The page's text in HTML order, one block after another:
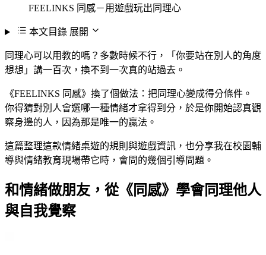
FEELINKS 同感－用遊戲玩出同理心
本文目錄 展開
同理心可以用教的嗎？多數時候不行，「你要站在別人的角度
想想」講一百次，換不到一次真的站過去。
《FEELINKS 同感》換了個做法：把同理心變成得分條件。
你得猜對別人會選哪一種情緒才拿得到分，於是你開始認真觀
察身邊的人，因為那是唯一的贏法。
這篇整理這款情緒桌遊的規則與遊戲資訊，也分享我在校園輔
導與情緒教育現場帶它時，會問的幾個引導問題。
和情緒做朋友，從《同感》學會同理他人
與自我覺察